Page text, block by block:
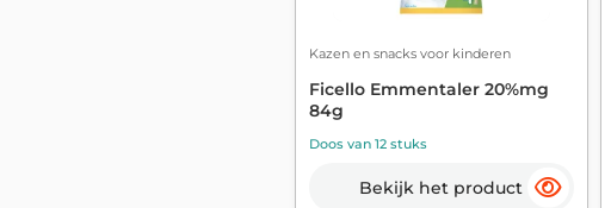
Kazen en snacks voor kinderen
Ficello Emmentaler 20%mg
84g
Doos van 12 stuks
Bekijk het product